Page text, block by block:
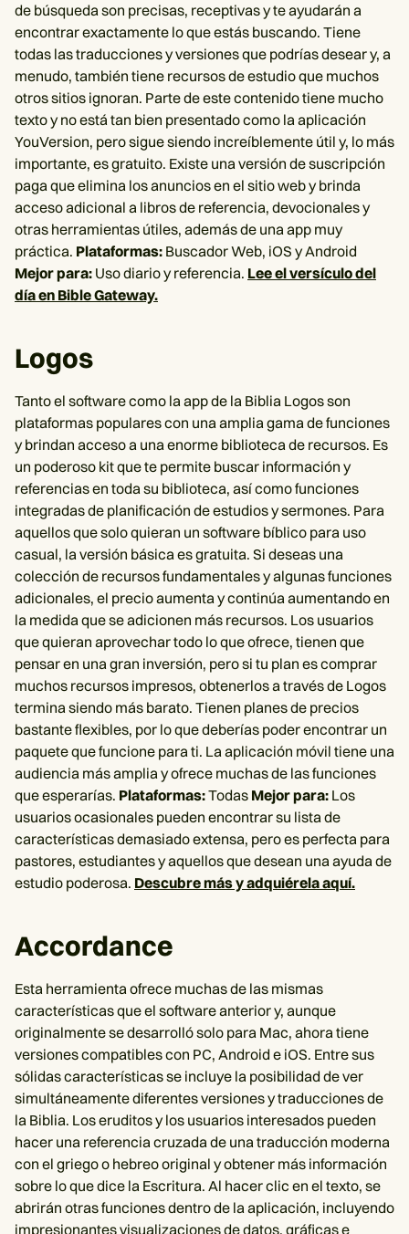
de búsqueda son precisas, receptivas y te ayudarán a
encontrar exactamente lo que estás buscando. Tiene
todas las traducciones y versiones que podrías desear y, a
menudo, también tiene recursos de estudio que muchos
otros sitios ignoran. Parte de este contenido tiene mucho
texto y no está tan bien presentado como la aplicación
YouVersion, pero sigue siendo increíblemente útil y, lo más
importante, es gratuito. Existe una versión de suscripción
paga que elimina los anuncios en el sitio web y brinda
acceso adicional a libros de referencia, devocionales y
otras herramientas útiles, además de una app muy
práctica. Plataformas: Buscador Web, iOS y Android
Mejor para: Uso diario y referencia. Lee el versículo del
día en Bible Gateway.
Logos
Tanto el software como la app de la Biblia Logos son
plataformas populares con una amplia gama de funciones
y brindan acceso a una enorme biblioteca de recursos. Es
un poderoso kit que te permite buscar información y
referencias en toda su biblioteca, así como funciones
integradas de planificación de estudios y sermones. Para
aquellos que solo quieran un software bíblico para uso
casual, la versión básica es gratuita. Si deseas una
colección de recursos fundamentales y algunas funciones
adicionales, el precio aumenta y continúa aumentando en
la medida que se adicionen más recursos. Los usuarios
que quieran aprovechar todo lo que ofrece, tienen que
pensar en una gran inversión, pero si tu plan es comprar
muchos recursos impresos, obtenerlos a través de Logos
termina siendo más barato. Tienen planes de precios
bastante flexibles, por lo que deberías poder encontrar un
paquete que funcione para ti. La aplicación móvil tiene una
audiencia más amplia y ofrece muchas de las funciones
que esperarías. Plataformas:Todas Mejor para: Los
usuarios ocasionales pueden encontrar su lista de
características demasiado extensa, pero es perfecta para
pastores, estudiantes y aquellos que desean una ayuda de
estudio poderosa. Descubre más y adquiérela aquí.
Accordance
Esta herramienta ofrece muchas de las mismas
características que el software anterior y, aunque
originalmente se desarrolló solo para Mac, ahora tiene
versiones compatibles con PC, Android e iOS. Entre sus
sólidas características se incluye la posibilidad de ver
simultáneamente diferentes versiones y traducciones de
la Biblia. Los eruditos y los usuarios interesados pueden
hacer una referencia cruzada de una traducción moderna
con el griego o hebreo original y obtener más información
sobre lo que dice la Escritura. Al hacer clic en el texto, se
abrirán otras funciones dentro de la aplicación, incluyendo
impresionantes visualizaciones de datos, gráficas e